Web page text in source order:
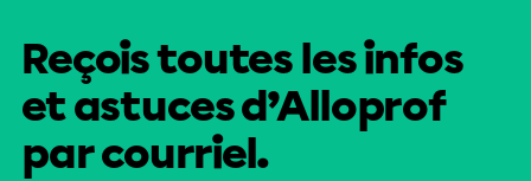
Reçois toutes les infos
et astuces d’Alloprof
par courriel.